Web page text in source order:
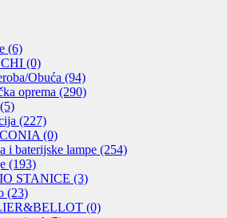
(6)
(0)
Obuća (94)
oprema (290)
(5)
(227)
(0)
i baterijske lampe (254)
(193)
STANICE (3)
(23)
(0)